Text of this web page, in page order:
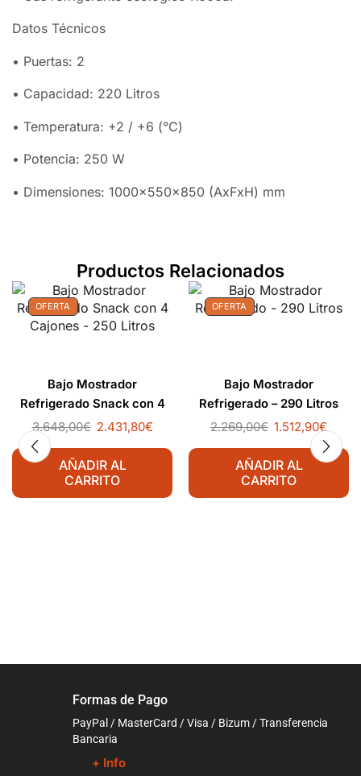
Datos Técnicos
• Puertas: 2
• Capacidad: 220 Litros
• Temperatura: +2 / +6 (°C)
• Potencia: 250 W
• Dimensiones: 1000x550x850 (AxFxH) mm
Productos Relacionados
OFERTA
Bajo Mostrador
Refrigerado Snack con 4
Cajones – 250 Litros
3.648,00€ 2.431,80€
AÑADIR AL
CARRITO
OFERTA
Bajo Mostrador
Refrigerado – 290 Litros
2.269,00€ 1.512,90€
AÑADIR AL
CARRITO
Formas de Pago
PayPal / MasterCard / Visa / Bizum / Transferencia
Bancaria
+ Info